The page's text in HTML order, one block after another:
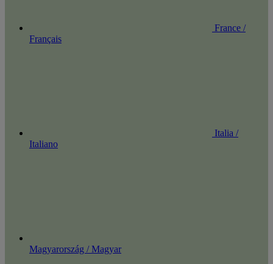
France /
Français
Italia /
Italiano
Magyarország / Magyar